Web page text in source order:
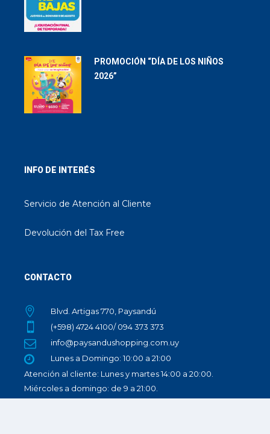
PROMOCIÓN “DÍA DE LOS NIÑOS
2026”
INFO DE INTERÉS
Servicio de Atención al Cliente
Devolución del Tax Free
CONTACTO
Blvd. Artigas 770, Paysandú
(+598) 4724 4100/ 094 373 373
info@paysandushopping.com.uy
Lunes a Domingo: 10:00 a 21:00
Atención al cliente: Lunes y martes 14:00 a 20:00.
Miércoles a domingo: de 9 a 21:00.